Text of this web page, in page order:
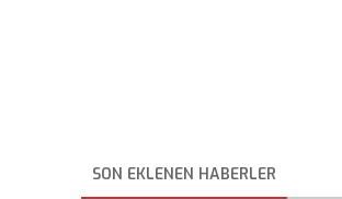
SON EKLENEN HABERLER